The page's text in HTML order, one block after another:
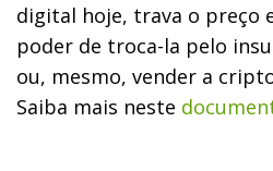
digital hoje, trava o preço
poder de troca-la pelo
ou, mesmo, vender a
Saiba mais neste